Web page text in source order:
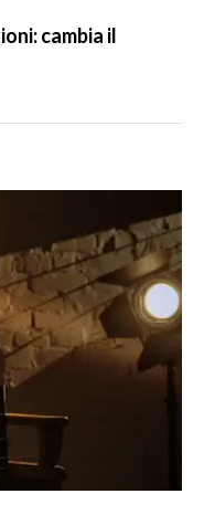
cambia il